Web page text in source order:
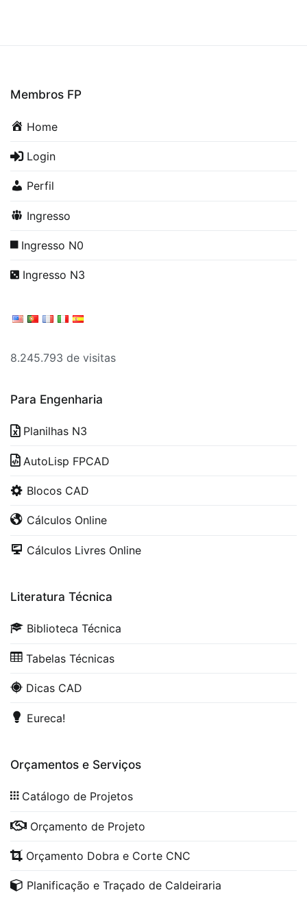
Membros FP
Home
Login
Perfil
Ingresso
Ingresso N0
Ingresso N3
8.245.793 de visitas
Para Engenharia
Planilhas N3
AutoLisp FPCAD
Blocos CAD
Cálculos Online
Cálculos Livres Online
Literatura Técnica
Biblioteca Técnica
Tabelas Técnicas
Dicas CAD
Eureca!
Orçamentos e Serviços
Catálogo de Projetos
Orçamento de Projeto
Orçamento Dobra e Corte CNC
Planificação e Traçado de Caldeiraria